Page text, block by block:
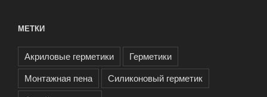
МЕТКИ
Акриловые герметики
Герметики
Монтажная пена
Силиконовый герметик